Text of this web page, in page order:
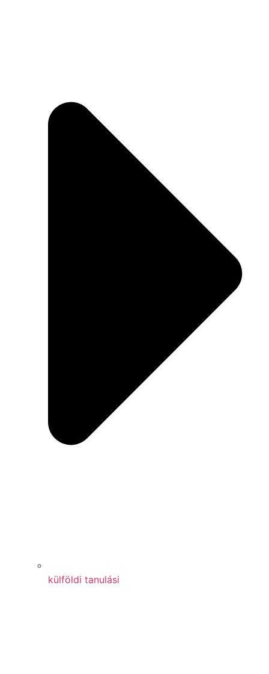
külföldi tanulási